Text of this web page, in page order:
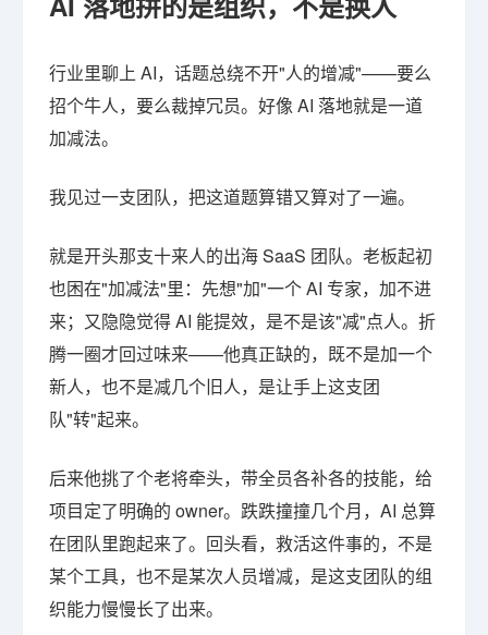
行业里聊上 AI，话题总绕不开"人的增减"——要么
招个牛人，要么裁掉冗员。好像 AI 落地就是一道
加减法。
我见过一支团队，把这道题算错又算对了一遍。
就是开头那支十来人的出海 SaaS 团队。老板起初
也困在"加减法"里：先想"加"一个 AI 专家，加不进
来；又隐隐觉得 AI 能提效，是不是该"减"点人。折
腾一圈才回过味来——他真正缺的，既不是加一个
新人，也不是减几个旧人，是让手上这支团
队"转"起来。
后来他挑了个老将牵头，带全员各补各的技能，给
项目定了明确的 owner。跌跌撞撞几个月，AI 总算
在团队里跑起来了。回头看，救活这件事的，不是
某个工具，也不是某次人员增减，是这支团队的组
织能力慢慢长了出来。